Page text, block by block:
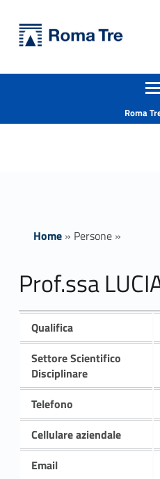
Prof.ssa LUCIA NUCCI ricerca - Università Roma Tre
Apri il
Roma
Home» Persone»
Prof.ssa
Qualifica
Settore Scientifico
Disciplinare
Telefono
Cellulare aziendale
Email